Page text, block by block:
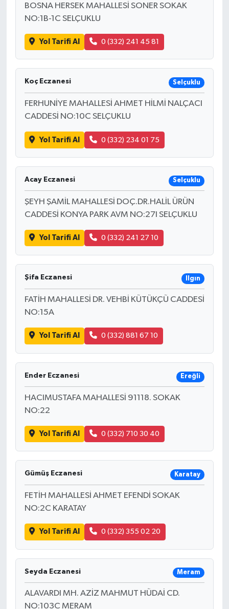
BOSNA HERSEK MAHALLESİ SONER SOKAK
NO:1B-1C SELÇUKLU
Yol Tarifi Al 0 (332) 241 45 81
Koç Eczanesi Selçuklu
FERHUNİYE MAHALLESİ AHMET HİLMİ NALÇACI
CADDESİ NO:10C SELÇUKLU
Yol Tarifi Al 0 (332) 234 01 75
Acay Eczanesi Selçuklu
ŞEYH ŞAMİL MAHALLESİ DOÇ.DR.HALİL ÜRÜN
CADDESİ KONYA PARK AVM NO:27I SELÇUKLU
Yol Tarifi Al 0 (332) 241 27 10
Şifa Eczanesi Ilgın
FATİH MAHALLESİ DR. VEHBİ KÜTÜKÇÜ CADDESİ
NO:15A
Yol Tarifi Al 0 (332) 881 67 10
Ender Eczanesi Ereğli
HACIMUSTAFA MAHALLESİ 91118. SOKAK
NO:22
Yol Tarifi Al 0 (332) 710 30 40
Gümüş Eczanesi Karatay
FETİH MAHALLESİ AHMET EFENDİ SOKAK
NO:2C KARATAY
Yol Tarifi Al 0 (332) 355 02 20
Seyda Eczanesi Meram
ALAVARDI MH. AZİZ MAHMUT HÜDAİ CD.
NO:103C MERAM